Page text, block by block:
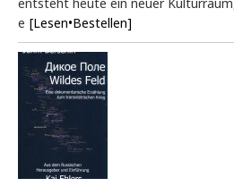
e [Lesen•Bestellen]